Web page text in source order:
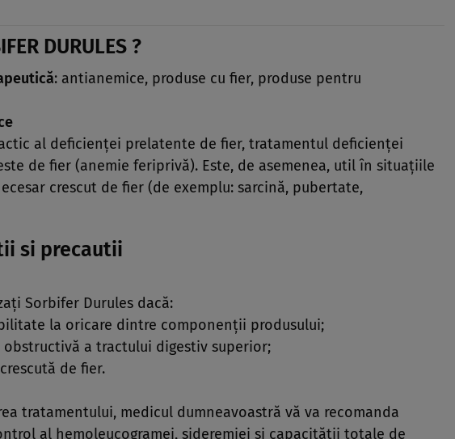
DURULES ?
: antianemice, produse cu fier, produse pentru
al deficienţei prelatente de fier, tratamentul deficienţei
de fier (anemie feriprivă). Este, de asemenea, util în situaţiile
crescut de fier (de exemplu: sarcină, pubertate,
si precautii
Sorbifer Durules dacă:
la oricare dintre componenţii produsului;
a tractului digestiv superior;
de fier.
tratamentului, medicul dumneavoastră vă va recomanda
al hemoleucogramei, sideremiei şi capacităţii totale de